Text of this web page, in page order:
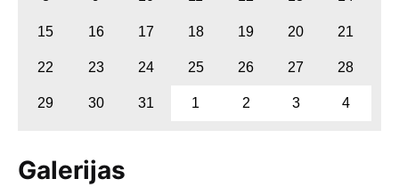
15 16 17 18 19 20 21
22 23 24 25 26 27 28
29 30 31 1 2 3 4
Galerijas